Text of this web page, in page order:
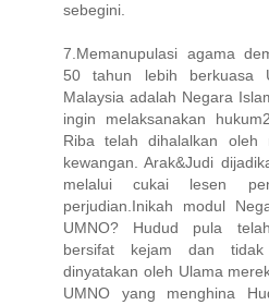
sebegini.
7.Memanupulasi agama
50 tahun lebih berkuasa
Malaysia adalah Negara
ingin melaksanakan
Riba telah dihalalkan oleh
kewangan. Arak&Judi
melalui cukai lesen
perjudian.Inikah modul
UMNO? Hudud pula
bersifat kejam dan
dinyatakan oleh Ulama
UMNO yang menghina